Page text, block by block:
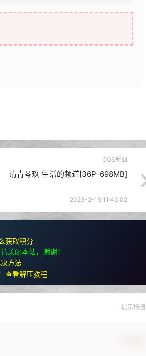
COS新图
清青琴玖 生活的频道[36P-698MB]
2023-2-15 11:43:02
获取积分
关闭本站，谢谢！
方法
查看解压教程
提示标题